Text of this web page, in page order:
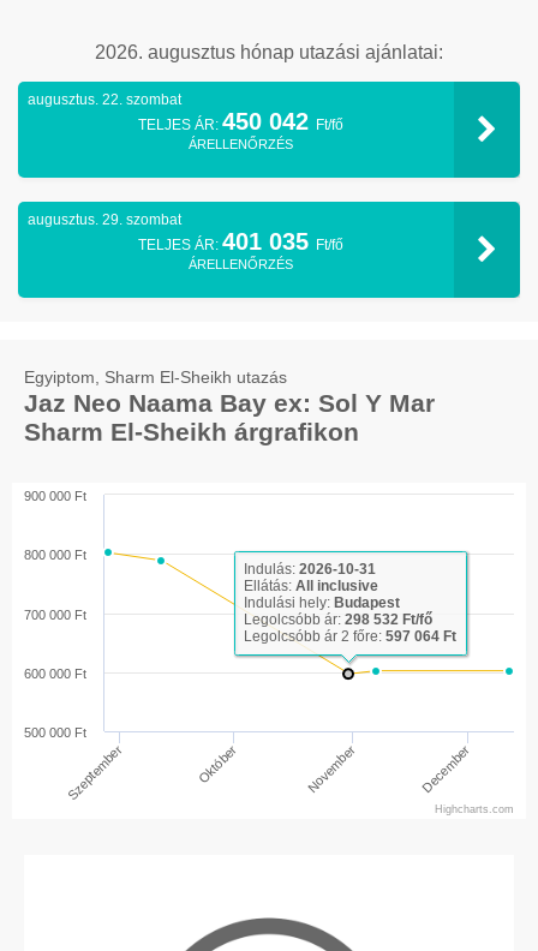
2026. augusztus hónap utazási ajánlatai:
augusztus. 22. szombat
TELJES ÁR: 450 042 Ft/fő
ÁRELLENŐRZÉS
augusztus. 29. szombat
TELJES ÁR: 401 035 Ft/fő
ÁRELLENŐRZÉS
Egyiptom, Sharm El-Sheikh utazás
Jaz Neo Naama Bay ex: Sol Y Mar
Sharm El-Sheikh árgrafikon
Szeptember Október November December
600 000 Ft
700 000 Ft
800 000 Ft
500 000 Ft
900 000 Ft
Highcharts.com
Indulás: 2026-10-31
Ellátás: All inclusive
Indulási hely: Budapest
Legolcsóbb ár: 298 532 Ft/fő
Legolcsóbb ár 2 főre: 597 064 Ft